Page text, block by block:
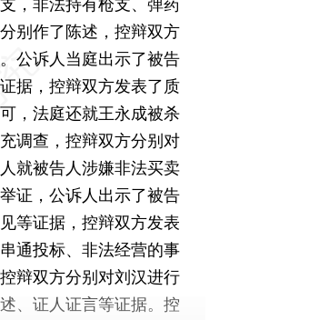
别作了陈述，控辩双方
公诉人当庭出示了被告
据，控辩双方发表了质
，法庭还就王永成被杀
调查，控辩双方分别对
就被告人涉嫌非法买卖
证，公诉人出示了被告
等证据，控辩双方发表
通投标、非法经营的事
辩双方分别对刘汉进行
、证人证言等证据。控